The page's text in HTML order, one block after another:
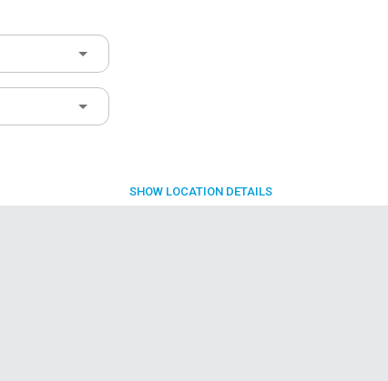
SHOW LOCATION DETAILS